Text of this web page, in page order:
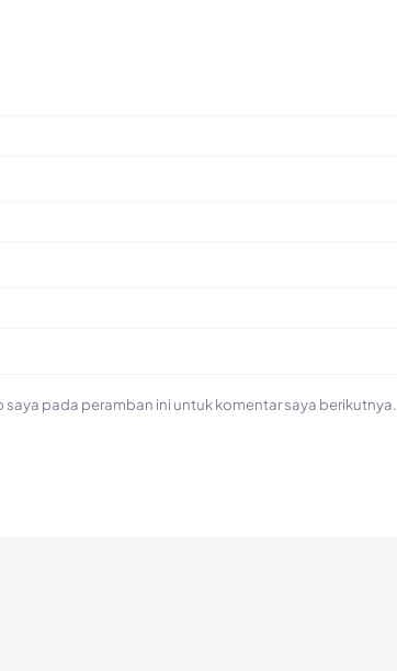
saya pada peramban ini untuk komentar saya berikutnya.